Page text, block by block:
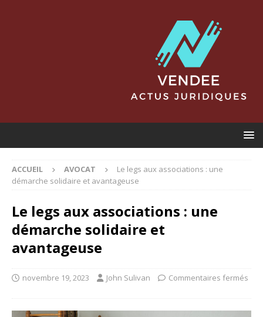
ACCUEIL AVOCAT
Le legs aux associations : une
démarche solidaire et avantageuse
Le legs aux associations : une
démarche solidaire et
avantageuse
novembre 19, 2023 John Sulivan Commentaires fermés